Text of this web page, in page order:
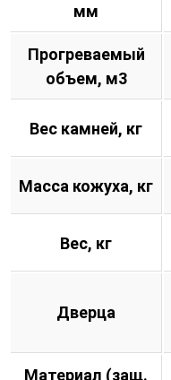
мм
Прогреваемый
объем, м3
Вес камней, кг
Масса кожуха, кг
Вес, кг
Дверца
Материал (защ.